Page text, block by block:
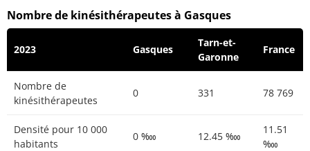
Nombre de kinésithérapeutes à Gasques
2023 Gasques
Tarn-et-
Garonne
France
Nombre de
kinésithérapeutes
0 331 78 769
Densité pour 10 000
habitants
0 ‱ 12.45 ‱
11.51
‱